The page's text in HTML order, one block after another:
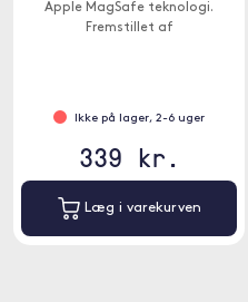
Apple MagSafe teknologi.
Fremstillet af
Ikke på lager, 2-6 uger
339 kr.
Læg i varekurven